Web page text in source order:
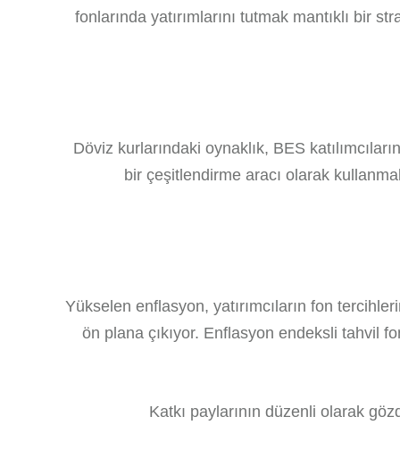
fonlarında yatırımlarını tutmak mantıklı bir
Döviz kurlarındaki oynaklık, BES
bir çeşitlendirme aracı olarak
Yükselen enflasyon, yatırımcıların fon
ön plana çıkıyor. Enflasyon endeksli tahvil
Katkı paylarının düzenli olarak